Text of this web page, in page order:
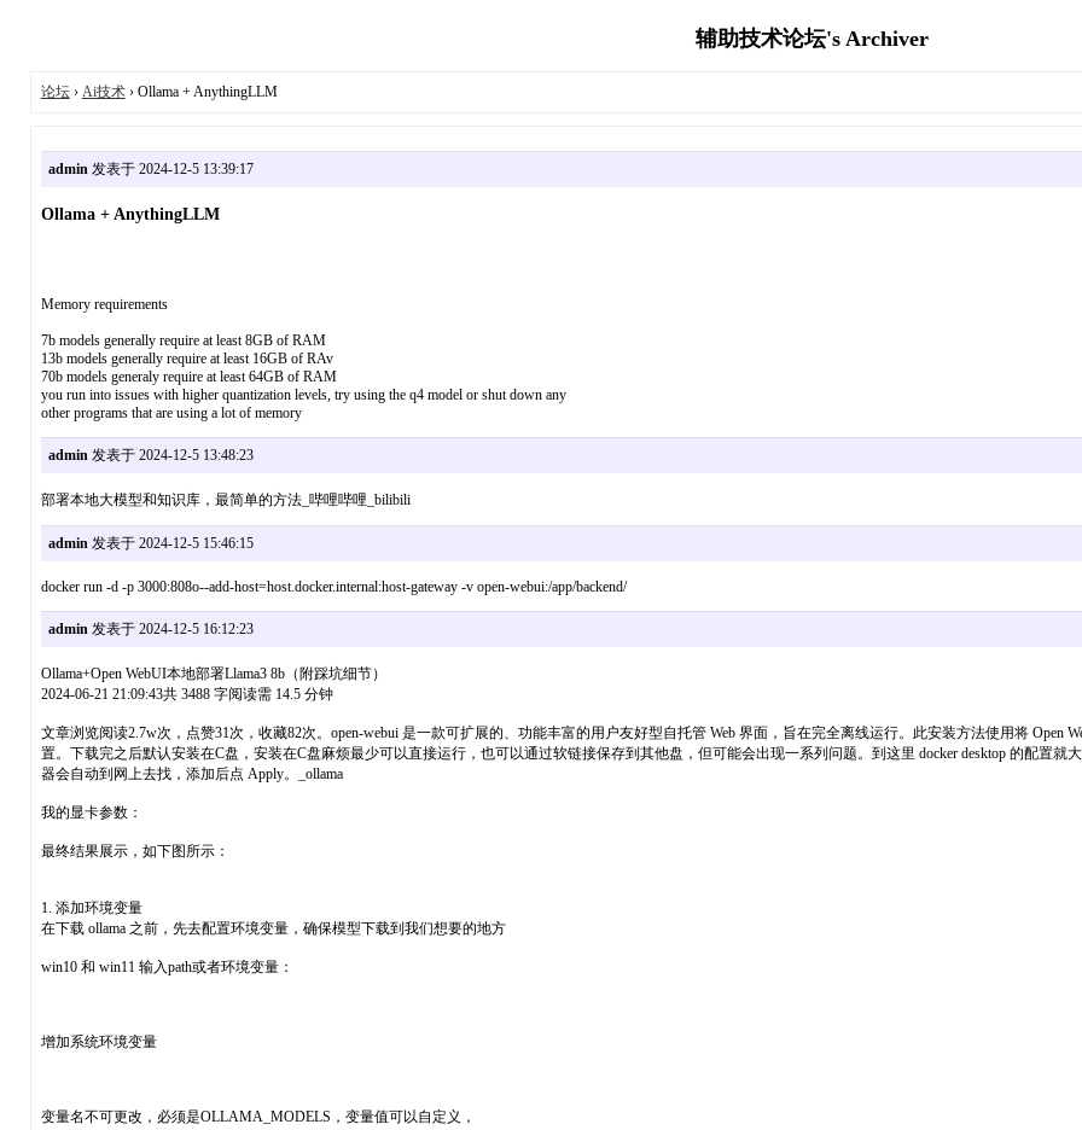
辅助技术论坛's Archiver
论坛› Ai技术› Ollama + AnythingLLM
admin发表于 2024-12-5 13:39:17
Ollama + AnythingLLM
Memory requirements
7b models generally require at least 8GB of RAM
13b models generally require at least 16GB of RAv
70b models generaly require at least 64GB of RAM
you run into issues with higher quantization levels, try using the q4 model or shut down any
other programs that are using a lot of memory
admin发表于 2024-12-5 13:48:23
部署本地大模型和知识库，最简单的方法_哔哩哔哩_bilibili
admin发表于 2024-12-5 15:46:15
docker run -d -p 3000:808o--add-host=host.docker.internal:host-gateway -v open-webui:/app/backend/
admin发表于 2024-12-5 16:12:23
Ollama+Open WebUI本地部署Llama3 8b（附踩坑细节）
2024-06-21 21:09:43共 3488 字阅读需 14.5 分钟
文章浏览阅读2.7w次，点赞31次，收藏82次。open-webui 是一款可扩展的、功能丰富的用户友好型自托管 Web 界面，旨在完全离线运行。此安装方法使用将 Open
置。下载完之后默认安装在C盘，安装在C盘麻烦最少可以直接运行，也可以通过软链接保存到其他盘，但可能会出现一系列问题。到这里 docker desktop 的配置就
器会自动到网上去找，添加后点 Apply。_ollama
我的显卡参数：
最终结果展示，如下图所示：
1. 添加环境变量
在下载 ollama 之前，先去配置环境变量，确保模型下载到我们想要的地方
win10 和 win11 输入path或者环境变量：
增加系统环境变量
变量名不可更改，必须是OLLAMA_MODELS，变量值可以自定义，